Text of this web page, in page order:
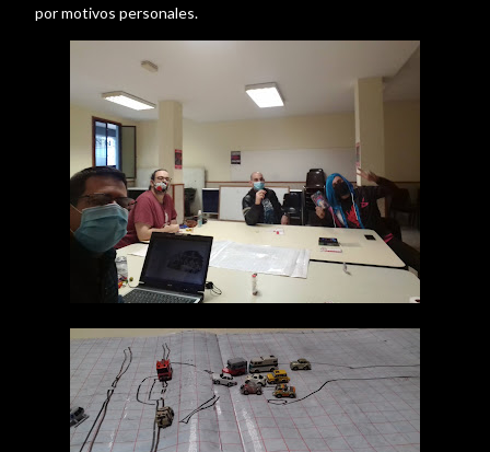
por motivos personales.